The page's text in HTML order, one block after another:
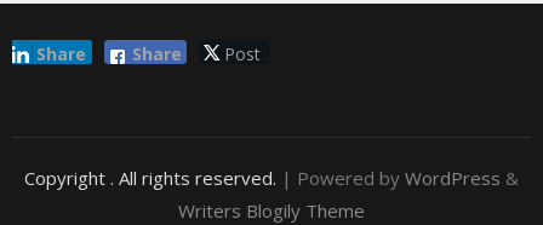
Share Post
Share
Copyright . All rights reserved. | Powered by WordPress &
Writers Blogily Theme